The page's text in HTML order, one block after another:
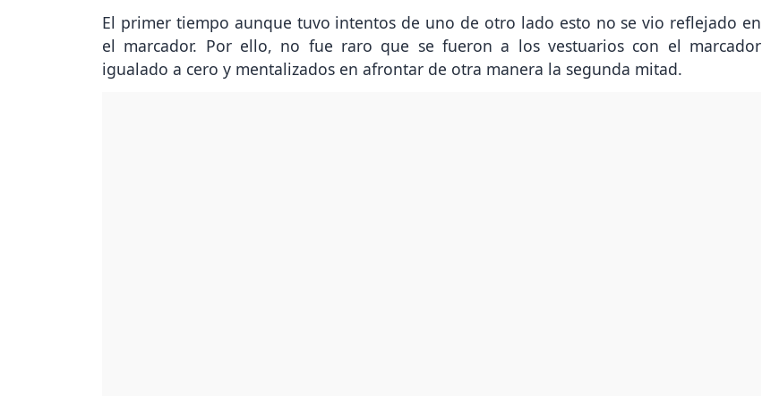
El primer tiempo aunque tuvo intentos de uno de otro lado esto no se vio reflejado en
el marcador. Por ello, no fue raro que se fueron a los vestuarios con el marcador
igualado a cero y mentalizados en afrontar de otra manera la segunda mitad.